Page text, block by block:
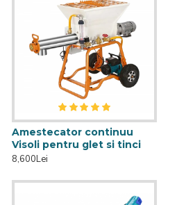
Amestecator continuu
Visoli pentru glet si tinci
8,600Lei